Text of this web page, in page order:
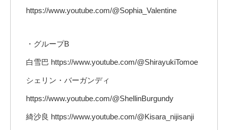
https://www.youtube.com/@Sophia_Valentine
・グループB
白雪巴 https://www.youtube.com/@ShirayukiTomoe
シェリン・バーガンディ
https://www.youtube.com/@ShellinBurgundy
綺沙良 https://www.youtube.com/@Kisara_nijisanji